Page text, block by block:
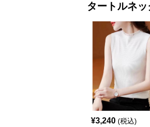
タートルネッ
¥3,240 (税込)